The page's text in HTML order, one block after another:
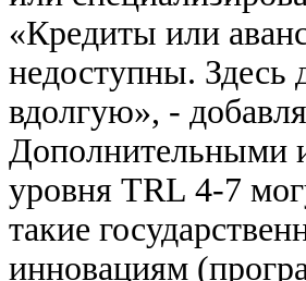
«Кредиты или
недоступны. Здесь
вдолгую», -
Дополнительными
уровня TRL 4-7
такие
инновациям